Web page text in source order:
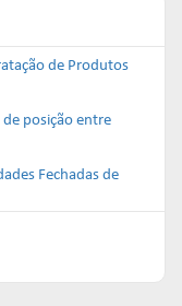
de Produtos
posição entre
Fechadas de